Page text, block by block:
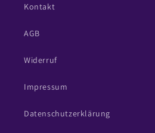
Kontakt
AGB
Widerruf
Impressum
Datenschutzerklärung